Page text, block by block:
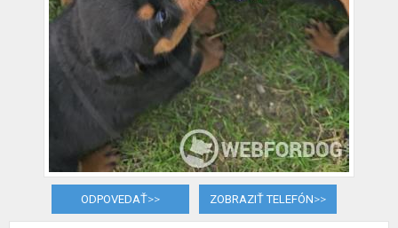
ODPOVEDAŤ>> ZOBRAZIŤ TELEFÓN>>